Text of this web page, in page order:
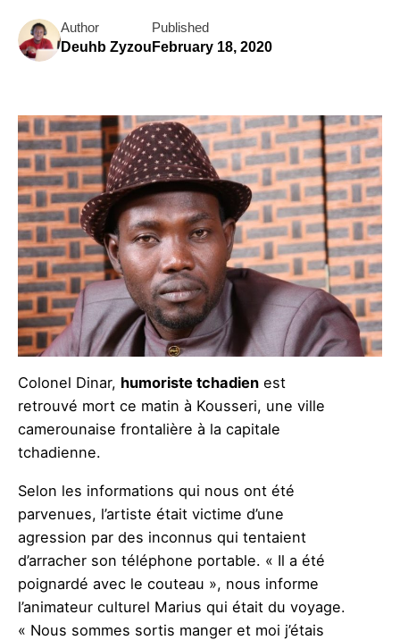
Author
Deuhb Zyzou
Published
February 18, 2020
Colonel Dinar, humoriste tchadien est
retrouvé mort ce matin à Kousseri, une ville
camerounaise frontalière à la capitale
tchadienne.
Selon les informations qui nous ont été
parvenues, l’artiste était victime d’une
agression par des inconnus qui tentaient
d’arracher son téléphone portable. « Il a été
poignardé avec le couteau », nous informe
l’animateur culturel Marius qui était du voyage.
« Nous sommes sortis manger et moi j’étais